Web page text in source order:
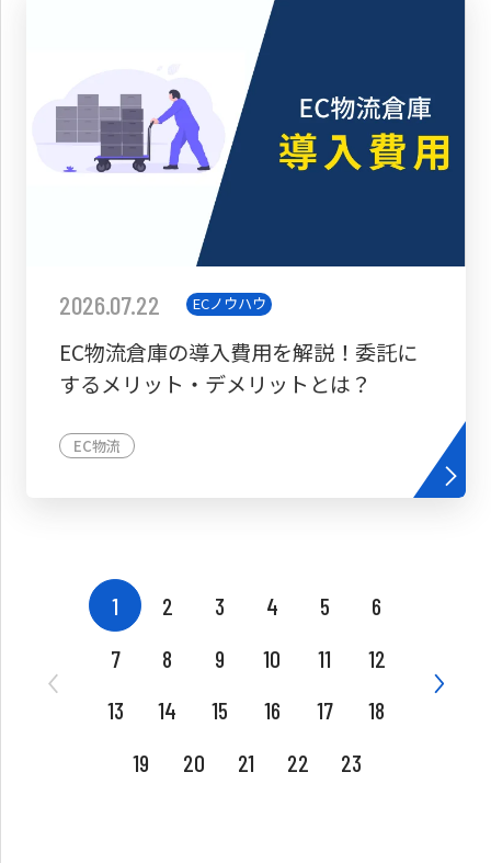
2026.07.22 ECノウハウ
EC物流倉庫の導入費用を解説！委託に
するメリット・デメリットとは？
EC物流
1 2 3 4 5
6
7
8 9 10 11
12
13
14 15 16 17
18
19
20 21 22 23